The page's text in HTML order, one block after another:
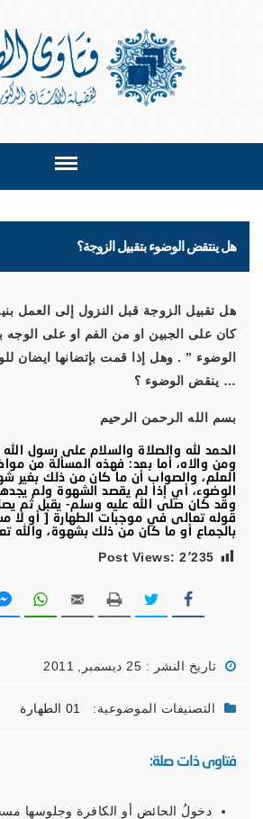
هل ينتقض الوضوء بتقبيل الزوجة؟
هل تقبيل الزوجة قبل النزول إلى العمل
كان على الجبين او من الفم او على
الوضوء ” . وهل إذا قمت بإتضانها ايضان
… ينقض الوضوء ؟
بسم الله الرحمن الرحيم
الحمد لله والصلاة والسلام على رسول
ومن والاه، أما بعد: فهذه المسألة من
العلم، والصواب أن ما كان من ذلك بغير
الوضوء، أي إذا لم يقصد الشهوة ولم
وقد كان صلى الله عليه وسلم- يقبل ثم
قوله تعالى في موجبات الطهارة [ أو لا
بالجماع أو ما كان من ذلك بشهوة، والله
Post Views: 2٬235
تاريخ النشر : 25 ديسمبر, 2011
التصنيفات الموضوعية: 01 الطهارة
فتاوى ذات صلة:
دخولُ الحائض أو الكافرة وجلوسها